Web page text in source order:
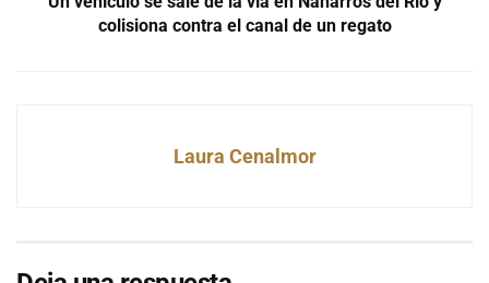
colisiona contra el canal de un regato
Laura Cenalmor